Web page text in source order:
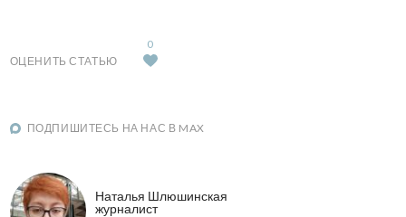
ОЦЕНИТЬ СТАТЬЮ
0
ПОДПИШИТЕСЬ НА НАС В MAX
Наталья Шлюшинская
журналист